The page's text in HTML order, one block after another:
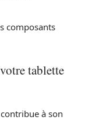
composants
tablette
à son